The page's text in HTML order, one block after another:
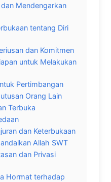
Mendengarkan
tentang Diri
dan Komitmen
untuk Melakukan
Pertimbangan
Orang Lain
Terbuka
dan Keterbukaan
Allah SWT
dan Privasi
Hormat terhadap